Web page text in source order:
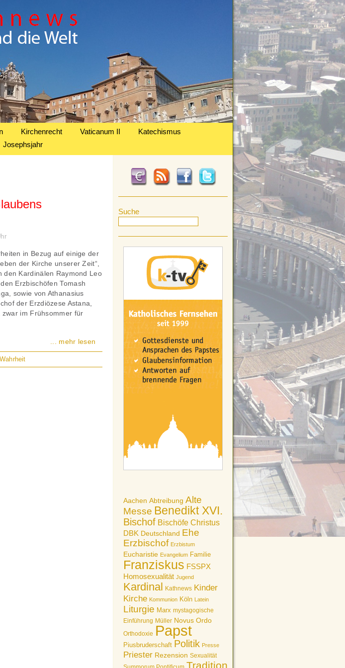
Kirchenrecht Vaticanum II
Katechismus
Josephsjahr
Suche
Aachen Abtreibung Alte
Messe Benedikt XVI.
Bischof Bischöfe Christus
DBK Deutschland Ehe
Erzbischof Erzbistum
Eucharistie Evangelium Familie
Franziskus FSSPX
Homosexualität Jugend
Kardinal Kathnews Kinder
Kirche Kommunion Köln Latein
Liturgie Marx mystagogische
Einführung Müller Novus Ordo
Orthodoxie Papst
Piusbruderschaft Politik Presse
Priester Rezension Sexualität
Tradition
in Bezug auf einige der
der Kirche unserer Zeit“,
den Kardinälen Raymond Leo
Erzbischöfen Tomash
sowie von Athanasius
der Erzdiözese Astana,
im Frühsommer für
... mehr lesen
Wahrheit